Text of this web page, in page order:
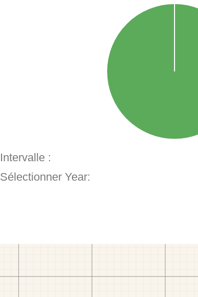
Intervalle :
Sélectionner Year: